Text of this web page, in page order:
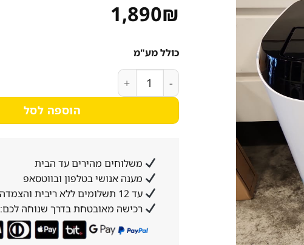
1,890₪
כולל מע"מ
כמות של מזגן נייד נורמנדה 12000 BTU
הוספה לסל
משלוחים מהירים עד הבית
מענה אנושי בטלפון ובווטסאפ
עד 12 תשלומים ללא ריבית והצמדה
רכישה מאובטחת בדרך שנוחה לכם: